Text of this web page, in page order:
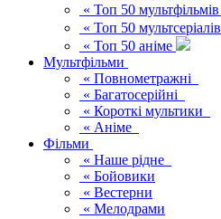
« Топ 50 мультфільмів
« Топ 50 мультсеріалів
« Топ 50 аніме
Мультфільми
« Повнометражні
« Багатосерійні
« Короткі мультики
« Аніме
Фільми
« Наше рідне
« Бойовики
« Вестерни
« Мелодрами